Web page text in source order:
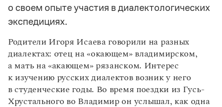
Азбучные истины
Словарь-справочник непростые слова
Журнал
Новости и события
Статьи
о своем опыте участия в диалектологических
экспедициях.
Родители Игоря Исаева говорили на разных
диалектах: отец на «окающем» владимирском,
а мать на «акающем» рязанском. Интерес
к изучению русских диалектов возник у него
в студенческие годы. Во время поездки из Гусь-
Хрустального во Владимир он услышал, как одна